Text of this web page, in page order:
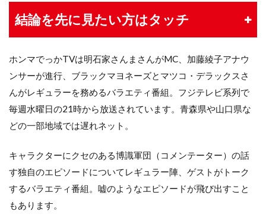
結論を先に見たい方はタッチ
ホンマでっかTVは明石家さんまさんがMC、加藤綾子アナウ
ンサーが進行、ブラックマヨネーズとマツコ・デラックスさ
んがレギュラーを務めるバラエティ番組。フジテレビ系列で
毎週水曜日の21時から放送されています。青森県や山口県な
どの一部地域では遅れネット。
キャラクターにクセのある博識軍団（コメンテーター）の話
す独自のエピソードについてレギュラー陣、ゲストがトーク
するバラエティ番組。嘘のようなエピソードが飛び出すこと
もあります。